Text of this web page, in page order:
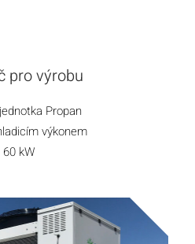
pro výrobu
Propan
výkonem
60 kW